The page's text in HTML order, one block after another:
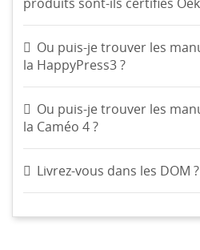
Ou puis-je trouver les
la HappyPress3 ?
Ou puis-je trouver les
la Caméo 4 ?
Livrez-vous dans les DOM ?
((MODALTITLE))
CRÉER UNE LISTE
NOM DE LA LISTE D'ENVIES
CONNEXION